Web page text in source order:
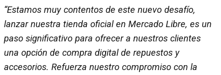
“Estamos muy contentos de este nuevo desafío,
lanzar nuestra tienda oficial en Mercado Libre, es un
paso significativo para ofrecer a nuestros clientes
una opción de compra digital de repuestos y
accesorios. Refuerza nuestro compromiso con la